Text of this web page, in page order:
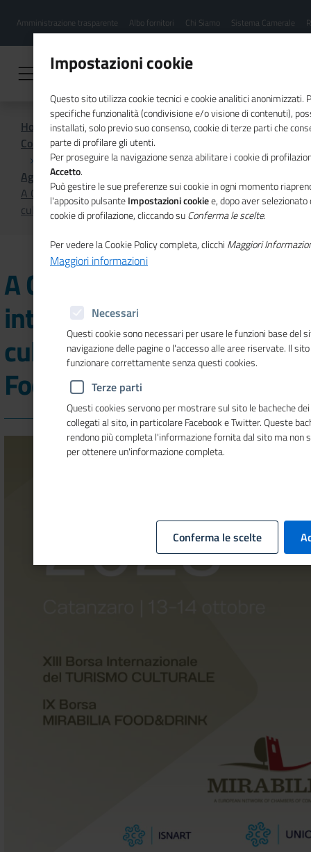
contenuto
Menu
hamburgher
Amministrazione trasparente Albo fornitori Chi Siamo Sistema Camerale
Home
Comunicazione istituzionale per il sistema camerale
Agenda
A Catanzaro la Borsa internazionale del turismo
culturale e Mirabilia Food&Drink 2025
A Catanzaro la Borsa
internazionale del turismo
culturale e Mirabilia
Food&Drink 2025
Impostazioni cookie
Questo sito utilizza cookie tecnici e cookie analitici anonimizzati.
specifiche funzionalità (condivisione e/o visione di contenuti),
installati, solo previo suo consenso, cookie di terze parti che
parte di profilare gli utenti.
Per proseguire la navigazione senza abilitare i cookie di
Accetto.
Può gestire le sue preferenze sui cookie in ogni momento
l'apposito pulsanteImpostazioni cookiee, dopo aver
cookie di profilazione, cliccando suConferma le scelte.
Per vedere la Cookie Policy completa, clicchi Maggiori
Maggiori informazioni
Necessari
Questi cookie sono necessari per usare le funzioni base del
navigazione delle pagine o l'accesso alle aree riservate. Il
funzionare correttamente senza questi cookies.
Terze parti
Questi cookies servono per mostrare sul sito le bacheche
collegati al sito, in particolare Facebook e Twitter. Queste
rendono più completa l'informazione fornita dal sito ma non
per ottenere un'informazione completa.
Conferma le scelte